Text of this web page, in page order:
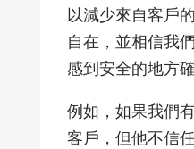
以減少來自客戶
自在，並相信我
感到安全的地方
例如，如果我們
客戶，但他不信